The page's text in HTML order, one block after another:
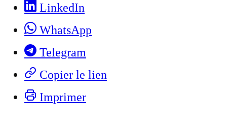
LinkedIn
WhatsApp
Telegram
Copier le lien
Imprimer